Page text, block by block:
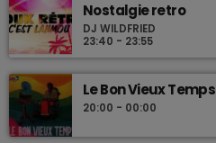
Nostalgie retro
DJ WILDFRIED
23:40 - 23:55
Le Bon Vieux Temps
20:00 - 00:00